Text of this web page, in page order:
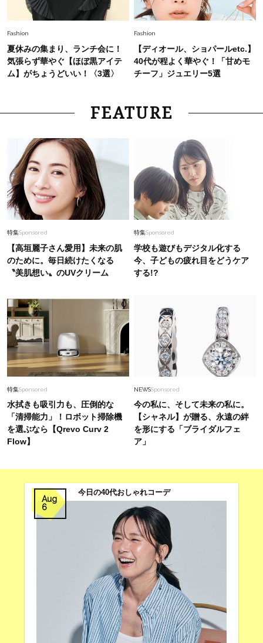
Fashion
夏休みの集まり、ランチ会に！
気張らず華やぐ【ほぼ黒アイテ
ム】がちょうどいい！〈3選〉
Fashion
【ディオール、ショパールetc.】
40代が程よく華やぐ！「甘めモ
チーフ」ジュエリー5選
FEATURE
特集Sponsored
【高垣麗子さん愛用】未来の肌
のために。毎日続けたくなる
〝美肌想い〟のUVクリーム
特集Sponsored
学校も遊びもデジタル化する
今、子どもの疲れ目をどうケア
する!?
特集Sponsored
水拭きも吸引力も、圧倒的な
「清掃能力」！ロボット掃除機
を選ぶなら【Qrevo Curv 2
Flow】
NEWSSponsored
今の私に、そして未来の私に。
【シャネル】が贈る、永遠の絆
を形にする「ブライダルフェ
ア」
Aug
6
今日の40代おしゃれコーデ